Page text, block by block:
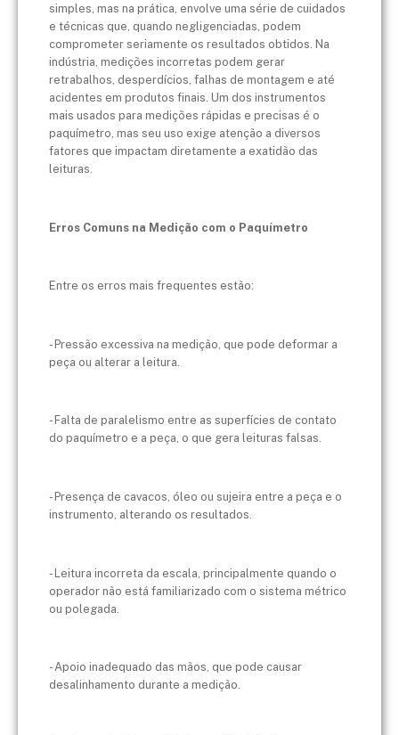
simples, mas na prática, envolve uma série de cuidados
e técnicas que, quando negligenciadas, podem
comprometer seriamente os resultados obtidos. Na
indústria, medições incorretas podem gerar
retrabalhos, desperdícios, falhas de montagem e até
acidentes em produtos finais. Um dos instrumentos
mais usados para medições rápidas e precisas é o
paquímetro, mas seu uso exige atenção a diversos
fatores que impactam diretamente a exatidão das
leituras.
Erros Comuns na Medição com o Paquímetro
Entre os erros mais frequentes estão:
- Pressão excessiva na medição, que pode deformar a
peça ou alterar a leitura.
- Falta de paralelismo entre as superfícies de contato
do paquímetro e a peça, o que gera leituras falsas.
- Presença de cavacos, óleo ou sujeira entre a peça e o
instrumento, alterando os resultados.
- Leitura incorreta da escala, principalmente quando o
operador não está familiarizado com o sistema métrico
ou polegada.
- Apoio inadequado das mãos, que pode causar
desalinhamento durante a medição.